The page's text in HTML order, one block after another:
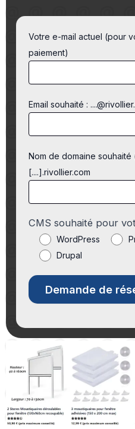
Votre e-mail actuel (pour
paiement)
Email souhaité :
Nom de domaine souhaité
[....].rivollier.com
CMS souhaité pour
WordPress
Drupal